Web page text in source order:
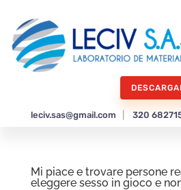
leciv.sas@gmail.com 320
Mi piace e trovare persone
eleggere sesso in gioco e